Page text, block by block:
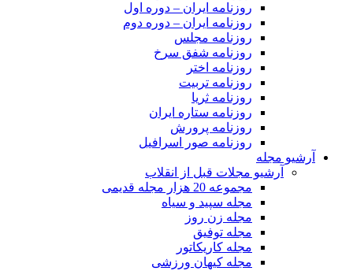
روزنامه ایران – دوره اول
روزنامه ایران – دوره دوم
روزنامه مجلس
روزنامه شفق سرخ
روزنامه اختر
روزنامه تربیت
روزنامه ثریا
روزنامه ستاره ایران
روزنامه پرورش
روزنامه صور اسرافیل
آرشیو مجله
آرشیو مجلات قبل از انقلاب
مجموعه 20 هزار مجله قدیمی
مجله سپید و سیاه
مجله زن روز
مجله توفیق
مجله کاریکاتور
مجله کیهان ورزشی